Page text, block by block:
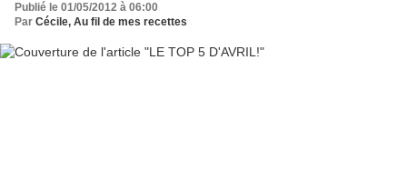
Publié le 01/05/2012 à 06:00
Par Cécile, Au fil de mes recettes